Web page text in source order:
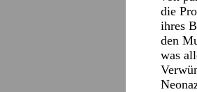
die
ihres
den
was